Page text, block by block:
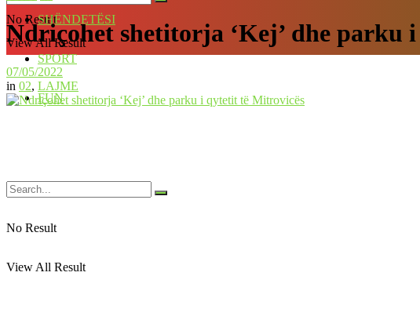
No Result
View All Result
SHËNDETËSI
SPORT
FUN
No Result
View All Result
Ndriçohet shetitorja ‘Kej’ dhe parku
07/05/2022
in 02, LAJME